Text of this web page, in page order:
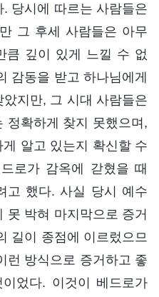
당시에 따르는 사람들은
그 후세 사람들은 아무
큼 깊이 있게 느낄 수 없
감동을 받고 하나님에게
지만, 그 시대 사람들은
정확하게 찾지 못했으며,
알고 있는지 확신할 수
로가 감옥에 갇혔을 때
고 했다. 사실 당시 예수
못 박혀 마지막으로 증거
길이 종점에 이르렀으므
런 방식으로 증거하고 좋
었다. 이것이 베드로가